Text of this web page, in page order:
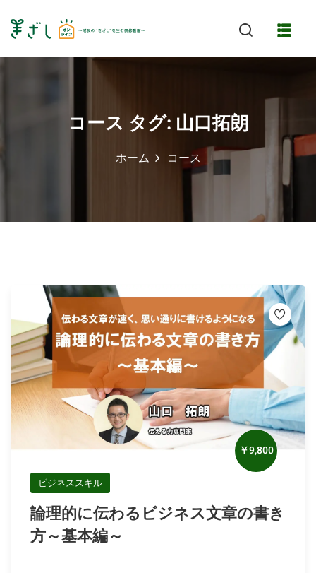
コース タグ: 山口拓朗
ホーム コース
￥9,800
ビジネススキル
論理的に伝わるビジネス文章の書き
方～基本編～